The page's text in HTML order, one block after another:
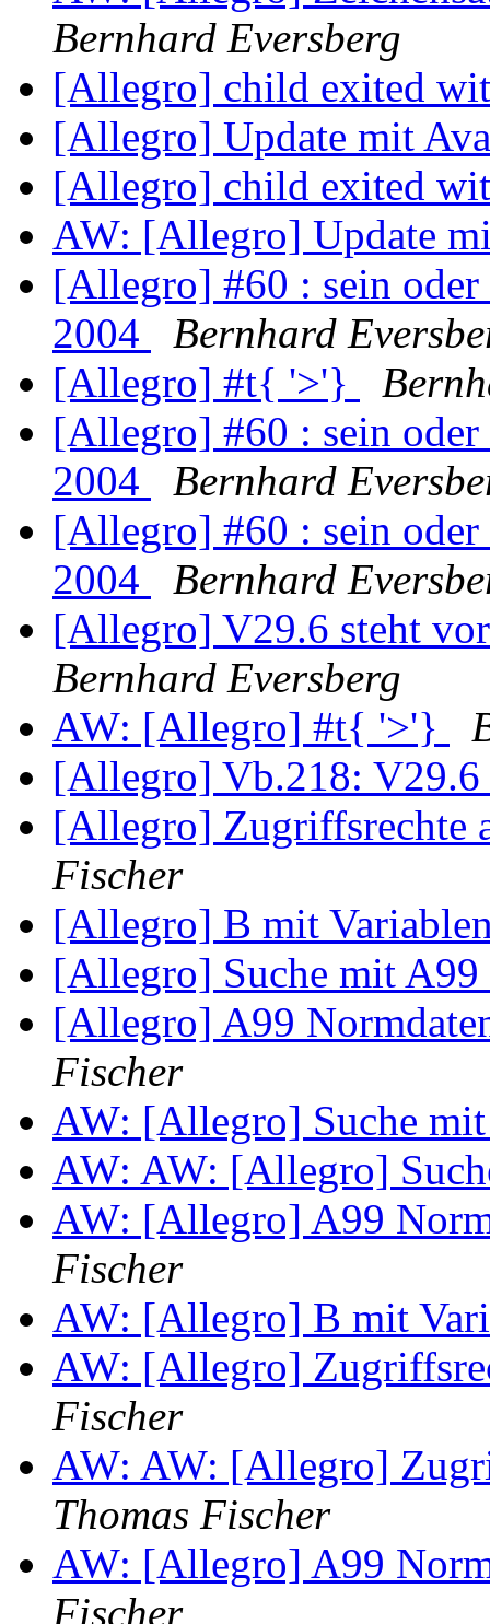
Bernhard Eversberg
[Allegro] child exited
[Allegro] Update mit
[Allegro] child exited
AW: [Allegro] Update
[Allegro] #60 : sein oder
2004
Bernhard
[Allegro] #t{ '>'}
[Allegro] #60 : sein oder
2004
Bernhard
[Allegro] #60 : sein oder
2004
Bernhard
[Allegro] V29.6 steht
Bernhard Eversberg
AW: [Allegro] #t{ '>'}
[Allegro] Vb.218:
[Allegro] Zugriffsrechte
Fischer
[Allegro] B mit
[Allegro] Suche mit A99
[Allegro] A99
Fischer
AW: [Allegro] Suche
AW: AW: [Allegro]
AW: [Allegro] A99
Fischer
AW: [Allegro] B mit
AW: [Allegro]
Fischer
AW: AW: [Allegro]
Thomas Fischer
AW: [Allegro] A99
Fischer